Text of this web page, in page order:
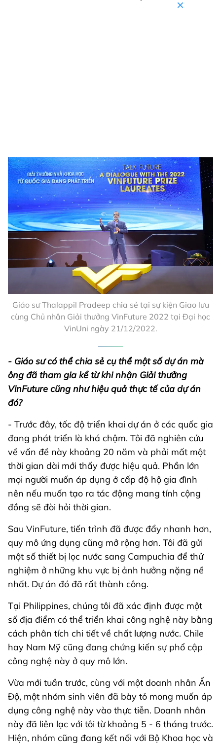
Giáo sư Thalappil Pradeep chia sẻ tại sự kiện Giao lưu
cùng Chủ nhân Giải thưởng VinFuture 2022 tại Đại học
VinUni ngày 21/12/2022.
- Giáo sư có thể chia sẻ cụ thể một số dự án mà
ông đã tham gia kể từ khi nhận Giải thưởng
VinFuture cũng như hiệu quả thực tế của dự án
đó?
- Trước đây, tốc độ triển khai dự án ở các quốc gia
đang phát triển là khá chậm. Tôi đã nghiên cứu
về vấn đề này khoảng 20 năm và phải mất một
thời gian dài mới thấy được hiệu quả. Phần lớn
mọi người muốn áp dụng ở cấp độ hộ gia đình
nên nếu muốn tạo ra tác động mang tính cộng
đồng sẽ đòi hỏi thời gian.
Sau VinFuture, tiến trình đã được đẩy nhanh hơn,
quy mô ứng dụng cũng mở rộng hơn. Tôi đã gửi
một số thiết bị lọc nước sang Campuchia để thử
nghiệm ở những khu vực bị ảnh hưởng nặng nề
nhất. Dự án đó đã rất thành công.
Tại Philippines, chúng tôi đã xác định được một
số địa điểm có thể triển khai công nghệ này bằng
cách phân tích chi tiết về chất lượng nước. Chile
hay Nam Mỹ cũng đang chứng kiến sự phổ cập
công nghệ này ở quy mô lớn.
Vừa mới tuần trước, cùng với một doanh nhân Ấn
Độ, một nhóm sinh viên đã bày tỏ mong muốn áp
dụng công nghệ này vào thực tiễn. Doanh nhân
này đã liên lạc với tôi từ khoảng 5 - 6 tháng trước.
Hiện, nhóm cũng đang kết nối với Bộ Khoa học và